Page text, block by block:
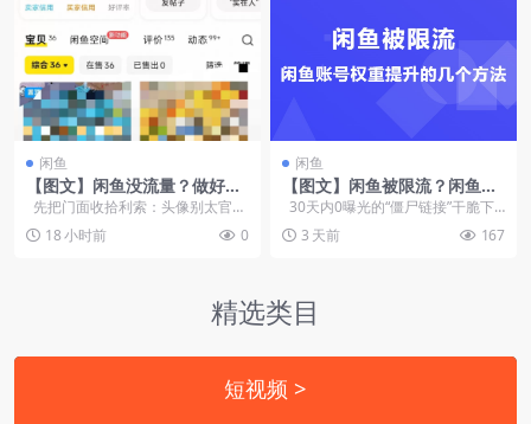
闲鱼
【图文】闲鱼没流量？做好这
3点，店铺基础设置养号权重
流量优化
先把门面收拾利索：头像别太官
方，做杂货铺就用真实人像或卡...
18 小时前 0
闲鱼
【图文】闲鱼被限流？闲鱼账
号权重提升的几个方法
30天内0曝光的“僵尸链接”干脆下
架，它们会拉低整个账号...
3 天前 167
精选类目
短视频 >